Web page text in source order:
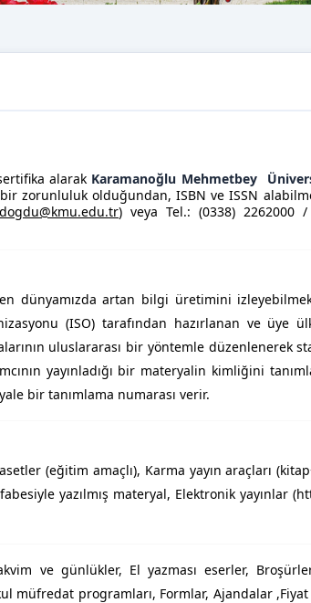
alarak Karamanoğlu Mehmetbey
bir zorunluluk olduğundan, ISBN ve ISSN
) veya Tel.: (0338) 2262000
dünyamızda artan bilgi üretimini
(ISO) tarafından hazırlanan ve üye
uluslararası bir yöntemle düzenlenerek
yayınladığı bir materyalin kimliğini
bir tanımlama numarası verir.
(eğitim amaçlı), Karma yayın araçları
yazılmış materyal, Elektronik yayınlar
ve günlükler, El yazması eserler,
müfredat programları, Formlar, Ajandalar